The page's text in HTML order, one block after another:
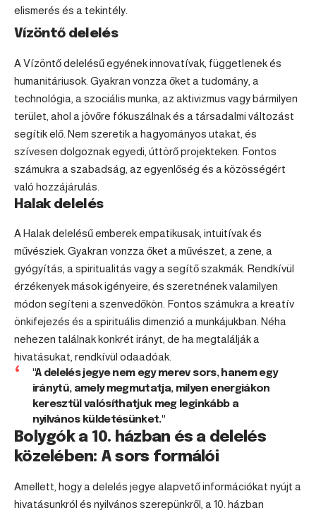
elismerés és a tekintély.
Vízöntő delelés
A Vízöntődelelésű egyének innovatívak, függetlenek és
humanitáriusok. Gyakran vonzza őket a tudomány, a
technológia, a szociális munka, az aktivizmus vagy bármilyen
terület, ahol a jövőre fókuszálnak és a társadalmi változást
segítik elő. Nem szeretik a hagyományos utakat, és
szívesen dolgoznak egyedi, úttörő projekteken. Fontos
számukra a szabadság, az egyenlőség és a közösségért
való hozzájárulás.
Halak delelés
A Halakdelelésű emberek empatikusak, intuitívak és
művésziek. Gyakran vonzza őket a művészet, a zene, a
gyógyítás, a spiritualitás vagy a segítő szakmák. Rendkívül
érzékenyek mások igényeire, és szeretnének valamilyen
módon segíteni a szenvedőkön. Fontos számukra a kreatív
önkifejezés és a spirituális dimenzió a munkájukban. Néha
nehezen találnak konkrét irányt, de ha megtalálják a
hivatásukat, rendkívül odaadóak.
"A delelés jegye nem egy merev sors, hanem egy
iránytű, amely megmutatja, milyen energiákon
keresztül valósíthatjuk meg leginkább a
nyilvános küldetésünket."
Bolygók a 10. házban és a delelés
közelében: A sors formálói
Amellett, hogy a delelés jegye alapvető információkat nyújt a
hivatásunkról és nyilvános szerepünkről, a 10. házban